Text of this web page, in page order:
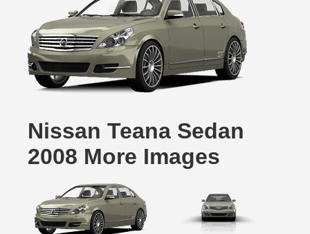
Nissan Teana Sedan
2008 More Images